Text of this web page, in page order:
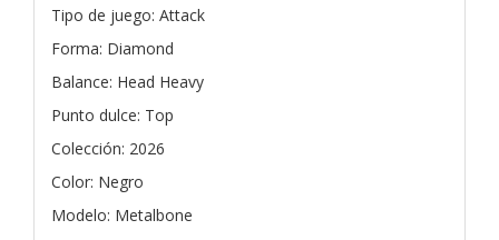
Tipo de juego: Attack
Forma: Diamond
Balance: Head Heavy
Punto dulce: Top
Colección: 2026
Color: Negro
Modelo: Metalbone